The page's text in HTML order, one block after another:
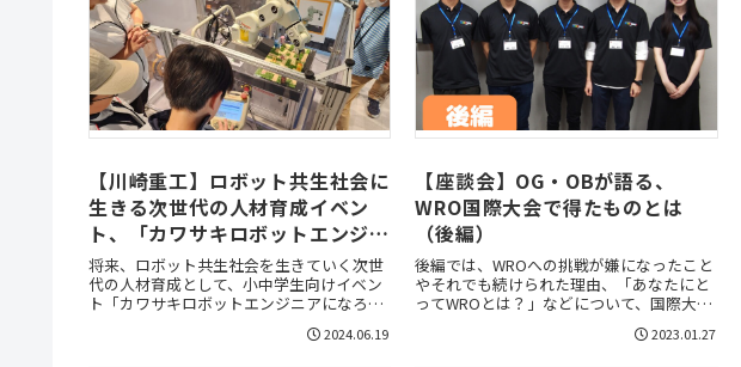
【川崎重工】ロボット共生社会に
生きる次世代の人材育成イベン
ト、「カワサキロボットエンジニ
アになろう！」とは
将来、ロボット共生社会を生きていく次世
代の人材育成として、小中学生向けイベン
ト「カワサキロボットエンジニアになろ
う」を企画運営する川崎重工業株式会社の
合田一喜氏にお話を伺いました。 2024.06.19
【座談会】OG・OBが語る、
WRO国際大会で得たものとは
（後編）
後編では、WROへの挑戦が嫌になったこと
やそれでも続けられた理由、「あなたにと
ってWROとは？」などについて、国際大会
に出場経験をもち今は大学生となった5名
2023.01.27